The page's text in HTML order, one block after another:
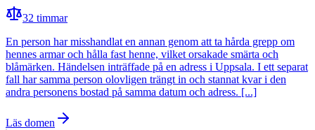
32 timmar
En person har misshandlat en annan genom att ta hårda grepp om
hennes armar och hålla fast henne, vilket orsakade smärta och
blåmärken. Händelsen inträffade på en adress i Uppsala. I ett separat
fall har samma person olovligen trängt in och stannat kvar i den
andra personens bostad på samma datum och adress. [...]
Läs domen